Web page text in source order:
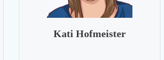
Kati Hofmeister